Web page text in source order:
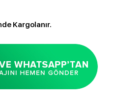
Kargolanır.